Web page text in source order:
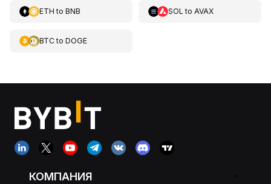
ETH to BNB SOL to AVAX
BTCto DOGE
КОМПАНИЯ